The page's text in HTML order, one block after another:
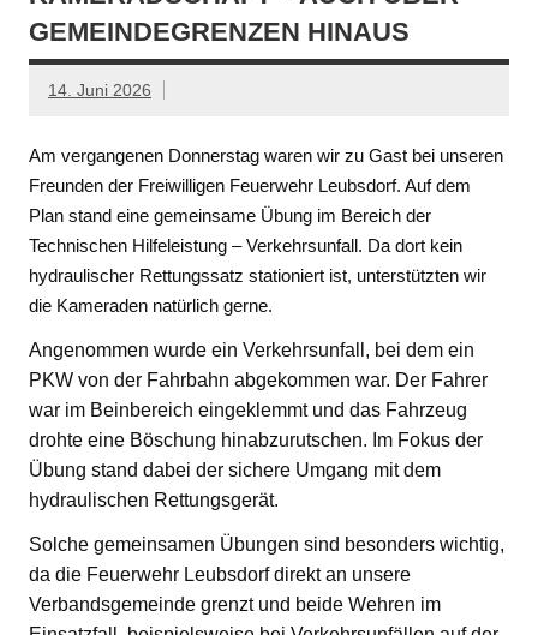
GEMEINDEGRENZEN HINAUS
14. Juni 2026
Am vergangenen Donnerstag waren wir zu Gast bei unseren
Freunden der Freiwilligen Feuerwehr Leubsdorf. Auf dem
Plan stand eine gemeinsame Übung im Bereich der
Technischen Hilfeleistung – Verkehrsunfall. Da dort kein
hydraulischer Rettungssatz stationiert ist, unterstützten wir
die Kameraden natürlich gerne.
Angenommen wurde ein Verkehrsunfall, bei dem ein
PKW von der Fahrbahn abgekommen war. Der Fahrer
war im Beinbereich eingeklemmt und das Fahrzeug
drohte eine Böschung hinabzurutschen. Im Fokus der
Übung stand dabei der sichere Umgang mit dem
hydraulischen Rettungsgerät.
Solche gemeinsamen Übungen sind besonders wichtig,
da die Feuerwehr Leubsdorf direkt an unsere
Verbandsgemeinde grenzt und beide Wehren im